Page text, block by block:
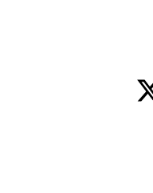
X -